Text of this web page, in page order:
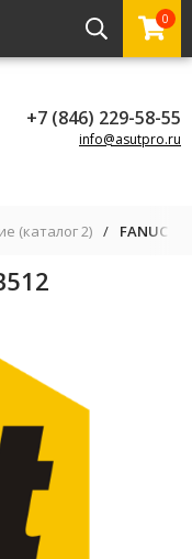
0
+7 (846) 229-58-55
info@asutpro.ru
(каталог 2) / FANUC